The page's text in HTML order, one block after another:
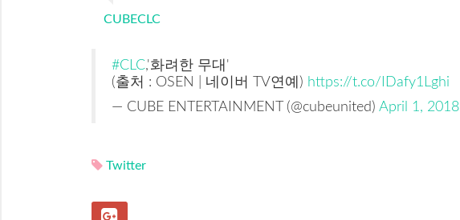
CUBECLC
#CLC,'화려한 무대'
(출처 : OSEN | 네이버 TV연예) https://t.co/IDafy1Lghi
— CUBE ENTERTAINMENT (@cubeunited) April 1, 2018
Twitter